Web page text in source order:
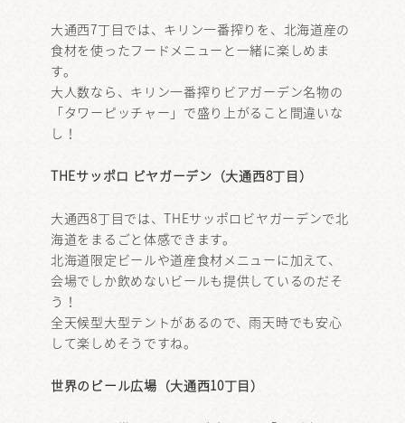
大通西7丁目では、キリン一番搾りを、北海道産の
食材を使ったフードメニューと一緒に楽しめま
す。
大人数なら、キリン一番搾りビアガーデン名物の
「タワーピッチャー」で盛り上がること間違いな
し！
THEサッポロ ビヤガーデン（大通西8丁目）
大通西8丁目では、THEサッポロビヤガーデンで北
海道をまるごと体感できます。
北海道限定ビールや道産食材メニューに加えて、
会場でしか飲めないビールも提供しているのだそ
う！
全天候型大型テントがあるので、雨天時でも安心
して楽しめそうですね。
世界のビール広場（大通西10丁目）